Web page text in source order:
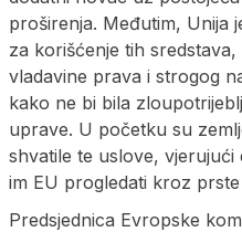
proširenja. Međutim, Unija
za korišćenje tih
vladavine prava i strogog
kako ne bi bila
uprave. U početku su
shvatile te uslove,
im EU progledati kroz
Predsjednica Evropske